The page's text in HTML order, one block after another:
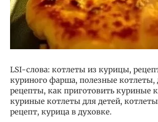
LSI-слова: котлеты из курицы,
куриного фарша, полезные котлеты,
рецепты, как приготовить куриные
куриные котлеты для детей,
рецепт, курица в духовке.